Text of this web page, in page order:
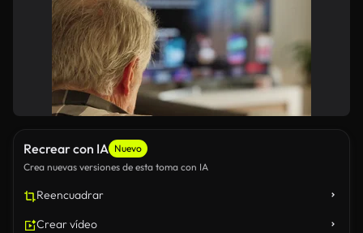
Recrear con IA Nuevo
Crea nuevas versiones de esta toma con IA
Reencuadrar
Crear vídeo